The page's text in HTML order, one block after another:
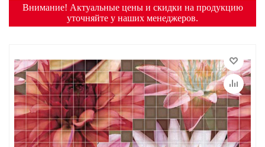
Внимание! Актуальные цены и скидки на продукцию
уточняйте у наших менеджеров.